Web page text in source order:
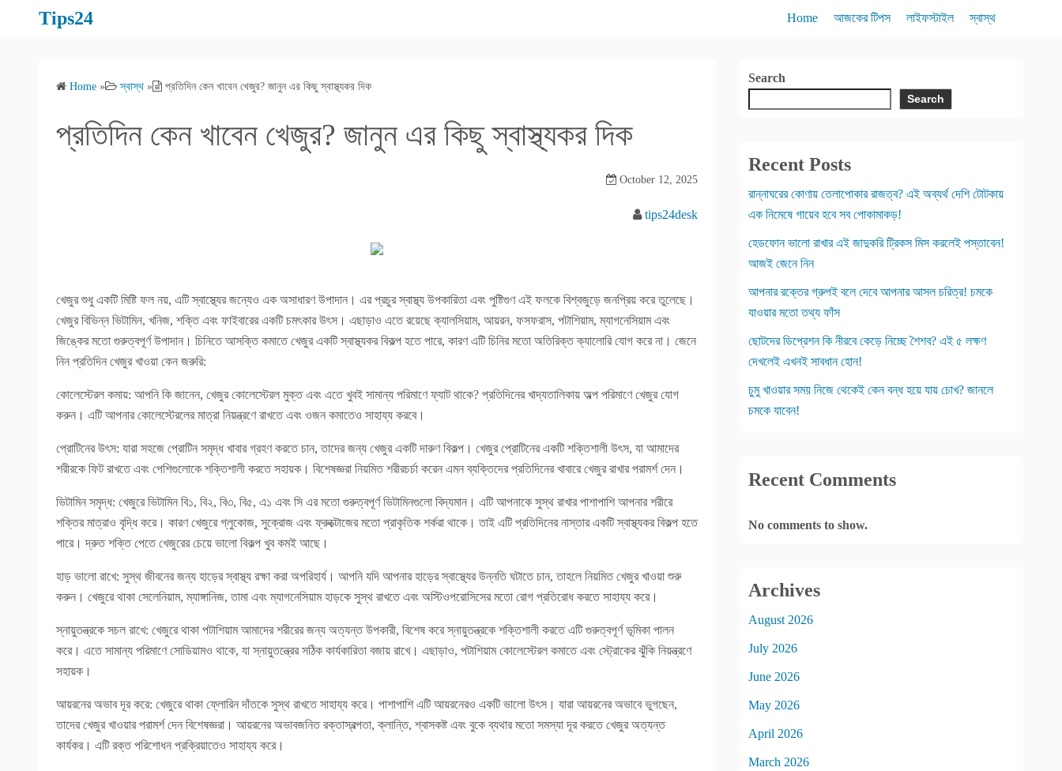
Tips24 Home আজকের টিপস লাইফস্টাইল স্বাস্থ
Home » স্বাস্থ » প্রতিদিন কেন খাবেন খেজুর? জানুন এর কিছু স্বাস্থ্যকর দিক
প্রতিদিন কেন খাবেন খেজুর? জানুন এর কিছু স্বাস্থ্যকর দিক
October 12, 2025
tips24desk
খেজুর শুধু একটি মিষ্টি ফল নয়, এটি স্বাস্থ্যের জন্যেও এক অসাধারণ উপাদান। এর প্রচুর স্বাস্থ্য উপকারিতা এবং পুষ্টিগুণ এই ফলকে বিশ্বজুড়ে জনপ্রিয় করে তুলেছে।
খেজুর বিভিন্ন ভিটামিন, খনিজ, শক্তি এবং ফাইবারের একটি চমৎকার উৎস। এছাড়াও এতে রয়েছে ক্যালসিয়াম, আয়রন, ফসফরাস, পটাশিয়াম, ম্যাগনেসিয়াম এবং
জিঙ্কের মতো গুরুত্বপূর্ণ উপাদান। চিনিতে আসক্তি কমাতে খেজুর একটি স্বাস্থ্যকর বিকল্প হতে পারে, কারণ এটি চিনির মতো অতিরিক্ত ক্যালোরি যোগ করে না। জেনে
নিন প্রতিদিন খেজুর খাওয়া কেন জরুরি:
কোলেস্টেরল কমায়: আপনি কি জানেন, খেজুর কোলেস্টেরল মুক্ত এবং এতে খুবই সামান্য পরিমাণে ফ্যাট থাকে? প্রতিদিনের খাদ্যতালিকায় অল্প পরিমাণে খেজুর যোগ
করুন। এটি আপনার কোলেস্টেরলের মাত্রা নিয়ন্ত্রণে রাখতে এবং ওজন কমাতেও সাহায্য করবে।
প্রোটিনের উৎস: যারা সহজে প্রোটিন সমৃদ্ধ খাবার গ্রহণ করতে চান, তাদের জন্য খেজুর একটি দারুণ বিকল্প। খেজুর প্রোটিনের একটি শক্তিশালী উৎস, যা আমাদের
শরীরকে ফিট রাখতে এবং পেশিগুলোকে শক্তিশালী করতে সহায়ক। বিশেষজ্ঞরা নিয়মিত শরীরচর্চা করেন এমন ব্যক্তিদের প্রতিদিনের খাবারে খেজুর রাখার পরামর্শ দেন।
ভিটামিন সমৃদ্ধ: খেজুরে ভিটামিন বি১, বি২, বি৩, বি৫, এ১ এবং সি এর মতো গুরুত্বপূর্ণ ভিটামিনগুলো বিদ্যমান। এটি আপনাকে সুস্থ রাখার পাশাপাশি আপনার শরীরে
শক্তির মাত্রাও বৃদ্ধি করে। কারণ খেজুরে গ্লুকোজ, সুক্রোজ এবং ফ্রুক্টোজের মতো প্রাকৃতিক শর্করা থাকে। তাই এটি প্রতিদিনের নাস্তার একটি স্বাস্থ্যকর বিকল্প হতে
পারে। দ্রুত শক্তি পেতে খেজুরের চেয়ে ভালো বিকল্প খুব কমই আছে।
হাড় ভালো রাখে: সুস্থ জীবনের জন্য হাড়ের স্বাস্থ্য রক্ষা করা অপরিহার্য। আপনি যদি আপনার হাড়ের স্বাস্থ্যের উন্নতি ঘটাতে চান, তাহলে নিয়মিত খেজুর খাওয়া শুরু
করুন। খেজুরে থাকা সেলেনিয়াম, ম্যাঙ্গানিজ, তামা এবং ম্যাগনেসিয়াম হাড়কে সুস্থ রাখতে এবং অস্টিওপরোসিসের মতো রোগ প্রতিরোধ করতে সাহায্য করে।
স্নায়ুতন্ত্রকে সচল রাখে: খেজুরে থাকা পটাশিয়াম আমাদের শরীরের জন্য অত্যন্ত উপকারী, বিশেষ করে স্নায়ুতন্ত্রকে শক্তিশালী করতে এটি গুরুত্বপূর্ণ ভূমিকা পালন
করে। এতে সামান্য পরিমাণে সোডিয়ামও থাকে, যা স্নায়ুতন্ত্রের সঠিক কার্যকারিতা বজায় রাখে। এছাড়াও, পটাশিয়াম কোলেস্টেরল কমাতে এবং স্ট্রোকের ঝুঁকি নিয়ন্ত্রণে
সহায়ক।
আয়রনের অভাব দূর করে: খেজুরে থাকা ফ্লোরিন দাঁতকে সুস্থ রাখতে সাহায্য করে। পাশাপাশি এটি আয়রনেরও একটি ভালো উৎস। যারা আয়রনের অভাবে ভুগছেন,
তাদের খেজুর খাওয়ার পরামর্শ দেন বিশেষজ্ঞরা। আয়রনের অভাবজনিত রক্তাস্বল্পতা, ক্লান্তি, শ্বাসকষ্ট এবং বুকে ব্যথার মতো সমস্যা দূর করতে খেজুর অত্যন্ত
কার্যকর। এটি রক্ত পরিশোধন প্রক্রিয়াতেও সাহায্য করে।
Search
Search
Recent Posts
রান্নাঘরের কোণায় তেলাপোকার রাজত্ব? এই অব্যর্থ দেশি টোটকায়
এক নিমেষে গায়েব হবে সব পোকামাকড়!
হেডফোন ভালো রাখার এই জাদুকরি ট্রিকস মিস করলেই পস্তাবেন!
আজই জেনে নিন
আপনার রক্তের গ্রুপই বলে দেবে আপনার আসল চরিত্র! চমকে
যাওয়ার মতো তথ্য ফাঁস
ছোটদের ডিপ্রেশন কি নীরবে কেড়ে নিচ্ছে শৈশব? এই ৫ লক্ষণ
দেখলেই এখনই সাবধান হোন!
চুমু খাওয়ার সময় নিজে থেকেই কেন বন্ধ হয়ে যায় চোখ? জানলে
চমকে যাবেন!
Recent Comments
No comments to show.
Archives
August 2026
July 2026
June 2026
May 2026
April 2026
March 2026